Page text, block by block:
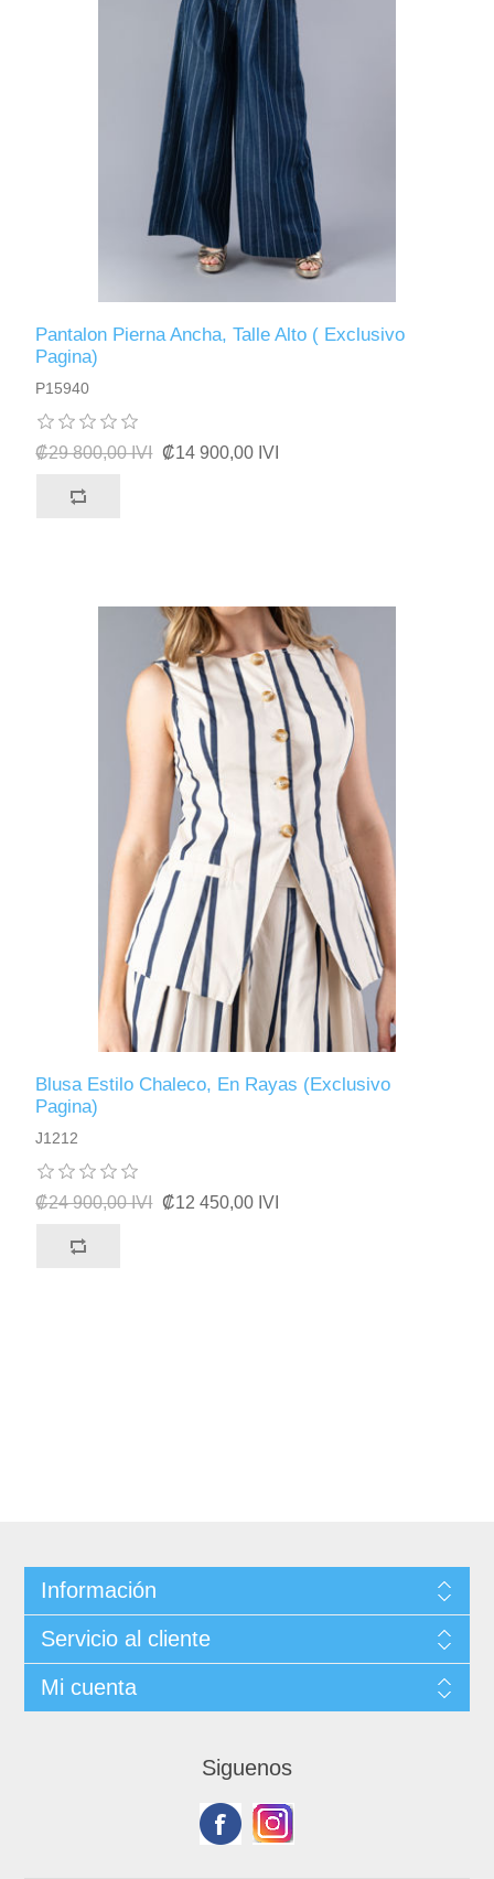
Pantalon Pierna Ancha, Talle Alto ( Exclusivo
Pagina)
P15940
₡29 800,00 IVI ₡14 900,00 IVI
Blusa Estilo Chaleco, En Rayas (Exclusivo
Pagina)
J1212
₡24 900,00 IVI ₡12 450,00 IVI
Información
Servicio al cliente
Mi cuenta
Siguenos